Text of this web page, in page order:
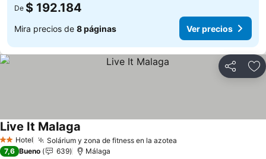
De $ 192.184
Mira precios de 8 páginas Ver precios
Compartir
2 Estrellas
Hotel Solárium y zona de fitness en la azotea
Live It Malaga
7,6 Bueno 639 Málaga